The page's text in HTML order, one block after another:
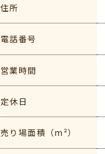
住所
電話番号
営業時間
定休日
売り場面積（m²）